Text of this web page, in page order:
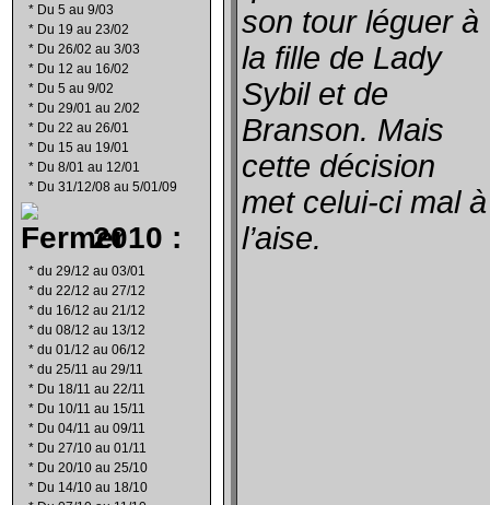
* Du 5 au 9/03
* Du 19 au 23/02
* Du 26/02 au 3/03
* Du 12 au 16/02
* Du 5 au 9/02
* Du 29/01 au 2/02
* Du 22 au 26/01
* Du 15 au 19/01
* Du 8/01 au 12/01
* Du 31/12/08 au 5/01/09
2010 :
* du 29/12 au 03/01
* du 22/12 au 27/12
* du 16/12 au 21/12
* du 08/12 au 13/12
* du 01/12 au 06/12
* du 25/11 au 29/11
* Du 18/11 au 22/11
* Du 10/11 au 15/11
* Du 04/11 au 09/11
* Du 27/10 au 01/11
* Du 20/10 au 25/10
* Du 14/10 au 18/10
son tour léguer à
la fille de Lady
Sybil et de
Branson. Mais
cette décision
met celui-ci mal à
l’aise.